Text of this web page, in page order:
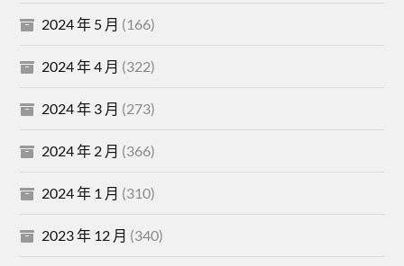
2024 年 5 月 (166)
2024 年 4 月 (322)
2024 年 3 月 (273)
2024 年 2 月 (366)
2024 年 1 月 (310)
2023 年 12 月 (340)